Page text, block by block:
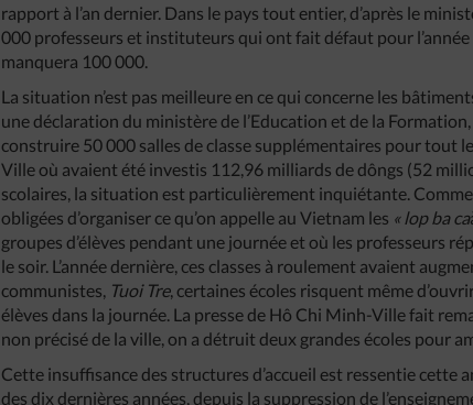
rapport à l’an dernier. Dans le pays tout entier, d’après le
000 professeurs et instituteurs qui ont fait défaut pour
manquera 100 000.
La situation n’est pas meilleure en ce qui concerne les
une déclaration du ministère de l’Education et de la
construire 50 000 salles de classe supplémentaires pour tout
Ville où avaient été investis 112,96 milliards de dôngs (52
scolaires, la situation est particulièrement inquiétante.
obligées d’organiser ce qu’on appelle au Vietnam les « lop ba ca
groupes d’élèves pendant une journée et où les professeurs
le soir. L’année dernière, ces classes à roulement avaient
communistes, Tuoi Tre, certaines écoles risquent même
élèves dans la journée. La presse de Hô Chi Minh-Ville fait
non précisé de la ville, on a détruit deux grandes écoles pour
Cette insuffisance des structures d’accueil est ressentie cette
des dix dernières années, depuis la suppression de